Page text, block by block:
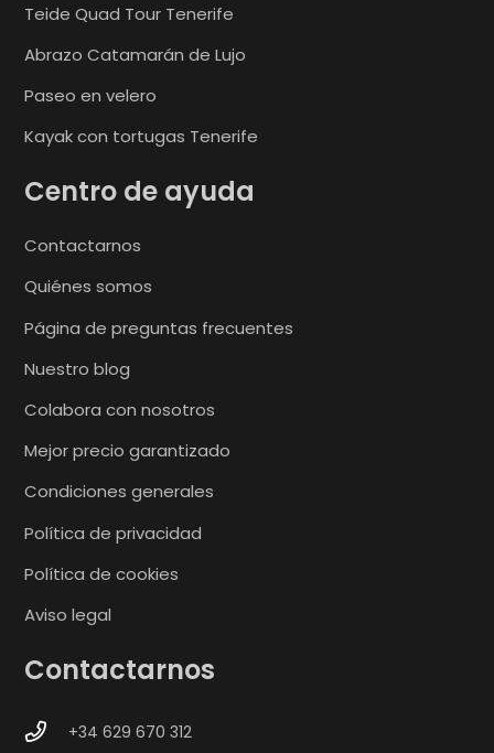
Teide Quad Tour Tenerife
Abrazo Catamarán de Lujo
Paseo en velero
Kayak con tortugas Tenerife
Centro de ayuda
Contactarnos
Quiénes somos
Página de preguntas frecuentes
Nuestro blog
Colabora con nosotros
Mejor precio garantizado
Condiciones generales
Política de privacidad
Política de cookies
Aviso legal
Contactarnos
+34 629 670 312